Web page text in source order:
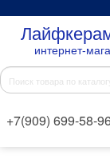
интернет-
+7(909) 699-58-